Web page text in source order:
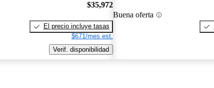
$35,972
El precio incluye tasas
$671/mes est.
Verif. disponibilidad
Buena oferta